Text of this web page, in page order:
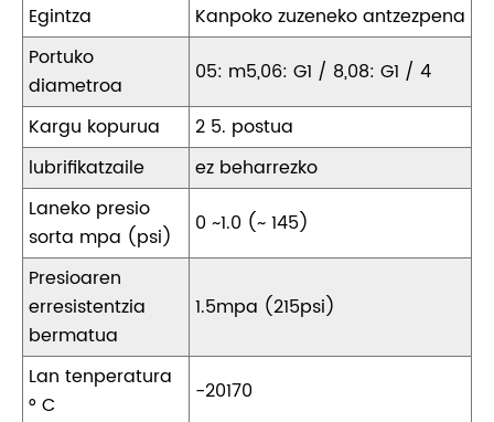
Egintza
Kanpoko zuzeneko antzezpena
Portuko
diametroa
05: m5,06: G1 / 8,08: G1 / 4
Kargu kopurua
2 5. postua
lubrifikatzaile
ez beharrezko
Laneko presio
sorta mpa (psi)
0 ~1.0 (~ 145)
Presioaren
erresistentzia
bermatua
1.5mpa (215psi)
Lan tenperatura
° C
-20170